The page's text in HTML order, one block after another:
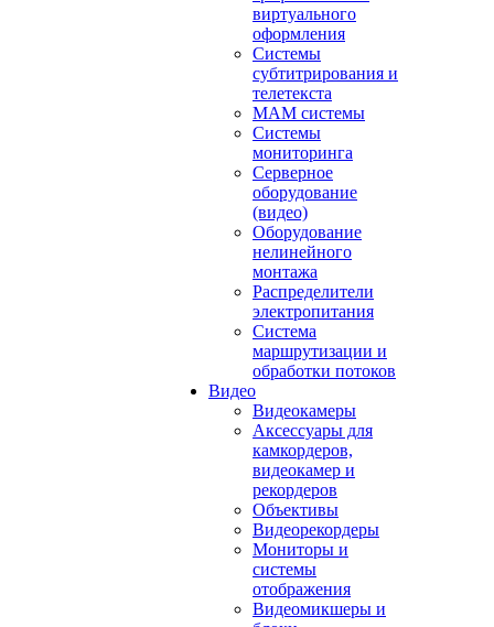
виртуального
оформления
Системы
субтитрирования и
телетекста
MAM системы
Системы
мониторинга
Серверное
оборудование
(видео)
Оборудование
нелинейного
монтажа
Распределители
электропитания
Система
маршрутизации и
обработки потоков
Видео
Видеокамеры
Аксессуары для
камкордеров,
видеокамер и
рекордеров
Объективы
Видеорекордеры
Мониторы и
системы
отображения
Видеомикшеры и